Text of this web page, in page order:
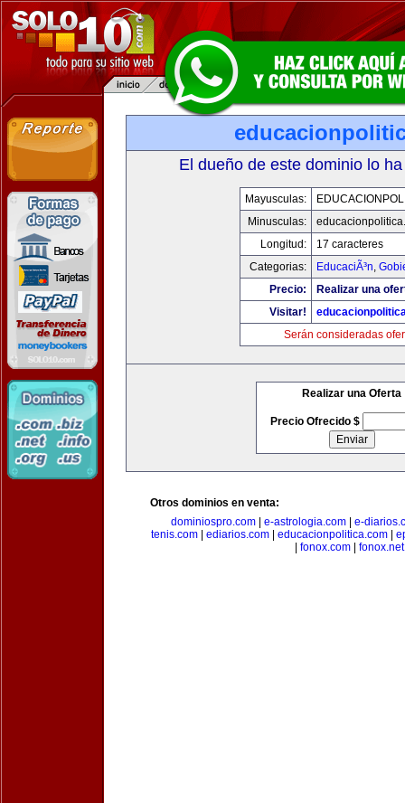
El dueño de este dominio lo
Mayusculas:
Minusculas:
Longitud:
17 caracteres
Categorias:
EducaciÃ³n,
Precio:
Realizar una
Visitar!
Serán consideradas
Realizar una Oferta
Precio Ofrecido $
Otros dominios en venta:
dominiospro.com
e-astrologia.com
e-
tenis.com
ediarios.com educacionpolitica.com
fonox.com| fonox.net